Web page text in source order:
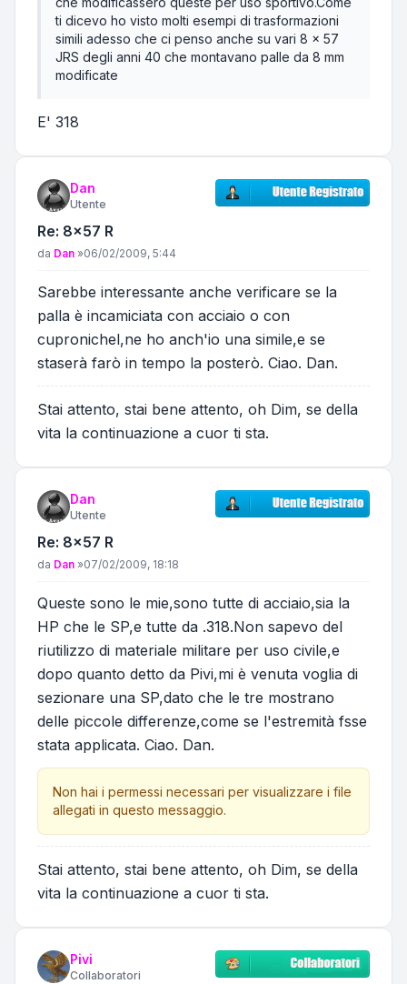
ti dicevo ho visto molti esempi di trasformazioni
simili adesso che ci penso anche su vari 8 x 57
JRS degli anni 40 che montavano palle da 8 mm
modificate
E' 318
Dan
Utente
Re: 8x57 R
Messaggio
da Dan »06/02/2009, 5:44
Sarebbe interessante anche verificare se la
palla è incamiciata con acciaio o con
cupronichel,ne ho anch'io una simile,e se
staserà farò in tempo la posterò. Ciao. Dan.
Stai attento, stai bene attento, oh Dim, se della
vita la continuazione a cuor ti sta.
Dan
Utente
Re: 8x57 R
Messaggio
da Dan »07/02/2009, 18:18
Queste sono le mie,sono tutte di acciaio,sia la
HP che le SP,e tutte da .318.Non sapevo del
riutilizzo di materiale militare per uso civile,e
dopo quanto detto da Pivi,mi è venuta voglia di
sezionare una SP,dato che le tre mostrano
delle piccole differenze,come se l'estremità fsse
stata applicata. Ciao. Dan.
Non hai i permessi necessari per visualizzare i file
allegati in questo messaggio.
Stai attento, stai bene attento, oh Dim, se della
vita la continuazione a cuor ti sta.
Pivi
Collaboratori